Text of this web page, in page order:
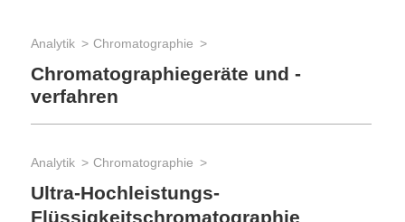
Analytik Chromatographie
Chromatographiegeräte und -
verfahren
Analytik Chromatographie
Ultra-Hochleistungs-
Flüssigkeitschromatographie